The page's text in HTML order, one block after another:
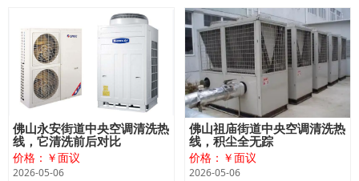
佛山永安街道中央空调清洗热
线，它清洗前后对比
价格：￥面议
2026-05-06
佛山祖庙街道中央空调清洗热
线，积尘全无踪
价格：￥面议
2026-05-06